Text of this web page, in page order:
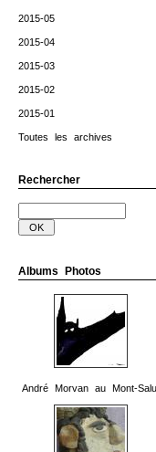
2015-05
2015-04
2015-03
2015-02
2015-01
Toutes les archives
Rechercher
Albums Photos
André Morvan au Mont-